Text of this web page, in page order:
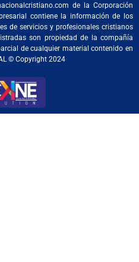
de la Corporación
contiene la información de los
de servicios y profesionales cristianos
son propiedad de la compañía
de cualquier material contenido en
© Copyright 2024